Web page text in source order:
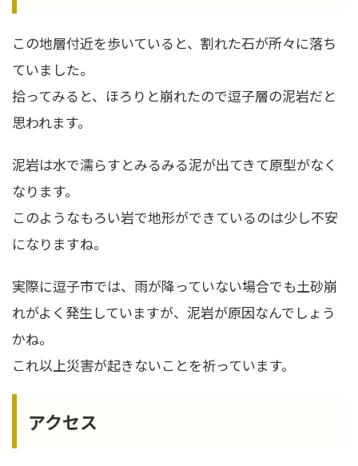
この地層付近を歩いていると、割れた石が所々に落ち
ていました。
拾ってみると、ほろりと崩れたので逗子層の泥岩だと
思われます。
泥岩は水で濡らすとみるみる泥が出てきて原型がなく
なります。
このようなもろい岩で地形ができているのは少し不安
になりますね。
実際に逗子市では、雨が降っていない場合でも土砂崩
れがよく発生していますが、泥岩が原因なんでしょう
かね。
これ以上災害が起きないことを祈っています。
アクセス